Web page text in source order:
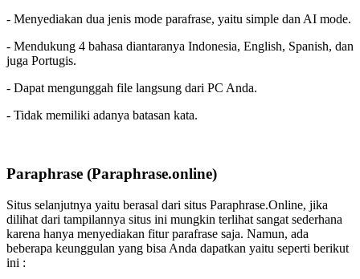
- Menyediakan dua jenis mode parafrase, yaitu simple dan AI mode.
- Mendukung 4 bahasa diantaranya Indonesia, English, Spanish, dan
juga Portugis.
- Dapat mengunggah file langsung dari PC Anda.
- Tidak memiliki adanya batasan kata.
Paraphrase (Paraphrase.online)
Situs selanjutnya yaitu berasal dari situs Paraphrase.Online, jika
dilihat dari tampilannya situs ini mungkin terlihat sangat sederhana
karena hanya menyediakan fitur parafrase saja. Namun, ada
beberapa keunggulan yang bisa Anda dapatkan yaitu seperti berikut
ini :